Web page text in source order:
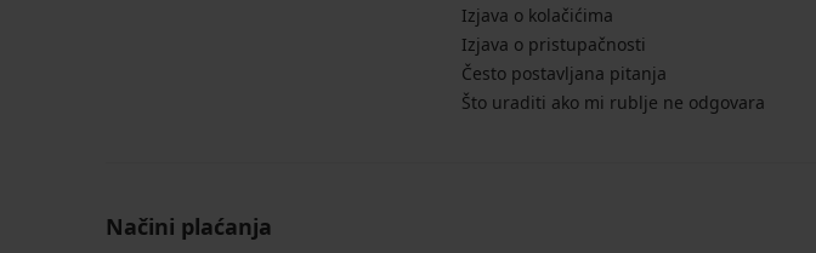
Izjava o kolačićima
Izjava o pristupačnosti
Često postavljana pitanja
Što uraditi ako mi rublje ne odgovara
Načini plaćanja